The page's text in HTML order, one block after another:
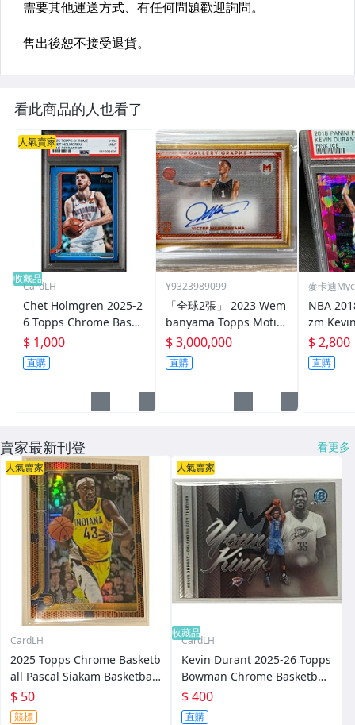
看此商品的人也看了
人氣賣家
收藏品
CardLH
Chet Holmgren 2025-2
6 Topps Chrome Baske
tball Blue /150 PSA9 N
BA 奧克拉荷馬雷霆
$ 1,000
直購
Y9323989099
「全球2張」 2023 Wem
banyama Topps Motif
Gallery /25 On card Au
to PSA10 斑馬 球員卡 簽
名
$ 3,000,000
直購
麥卡迪
NBA
zm
ce #252
蘭特滿
$ 2,800
直購
賣家最新刊登 看更多
人氣賣家
CardLH
2025 Topps Chrome Basketb
all Pascal Siakam Basketball
Border Refractor NBA 溜馬
$ 50
競標
人氣賣家
收藏品
CardLH
Kevin Durant 2025-26 Topps
Bowman Chrome Basketball
Young Kings 特卡 NBA 雷霆
球員卡
$ 400
直購